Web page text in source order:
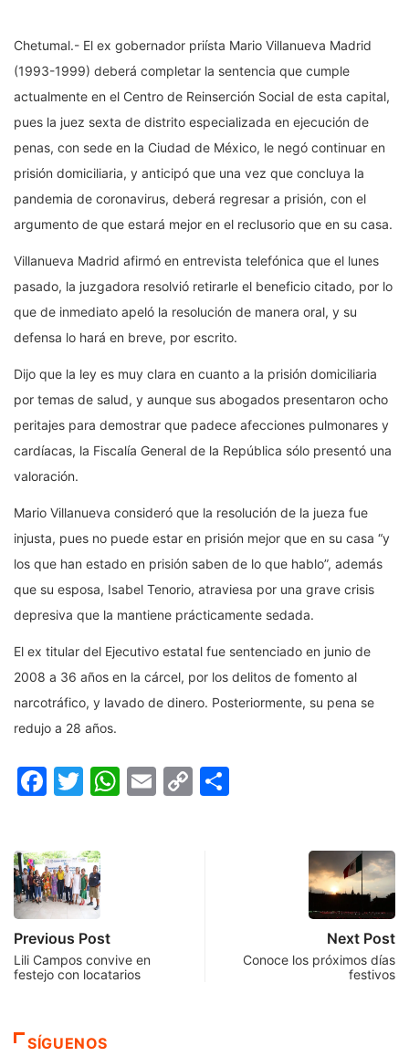
Chetumal.- El ex gobernador priísta Mario Villanueva Madrid
(1993-1999) deberá completar la sentencia que cumple
actualmente en el Centro de Reinserción Social de esta capital,
pues la juez sexta de distrito especializada en ejecución de
penas, con sede en la Ciudad de México, le negó continuar en
prisión domiciliaria, y anticipó que una vez que concluya la
pandemia de coronavirus, deberá regresar a prisión, con el
argumento de que estará mejor en el reclusorio que en su casa.
Villanueva Madrid afirmó en entrevista telefónica que el lunes
pasado, la juzgadora resolvió retirarle el beneficio citado, por lo
que de inmediato apeló la resolución de manera oral, y su
defensa lo hará en breve, por escrito.
Dijo que la ley es muy clara en cuanto a la prisión domiciliaria
por temas de salud, y aunque sus abogados presentaron ocho
peritajes para demostrar que padece afecciones pulmonares y
cardíacas, la Fiscalía General de la República sólo presentó una
valoración.
Mario Villanueva consideró que la resolución de la jueza fue
injusta, pues no puede estar en prisión mejor que en su casa “y
los que han estado en prisión saben de lo que hablo”, además
que su esposa, Isabel Tenorio, atraviesa por una grave crisis
depresiva que la mantiene prácticamente sedada.
El ex titular del Ejecutivo estatal fue sentenciado en junio de
2008 a 36 años en la cárcel, por los delitos de fomento al
narcotráfico, y lavado de dinero. Posteriormente, su pena se
redujo a 28 años.
Facebook
Twitter
WhatsApp
Email
Copy
Previous Post
Lili Campos convive en
festejo con locatarios
Next Post
Conoce los próximos días
festivos
SÍGUENOS